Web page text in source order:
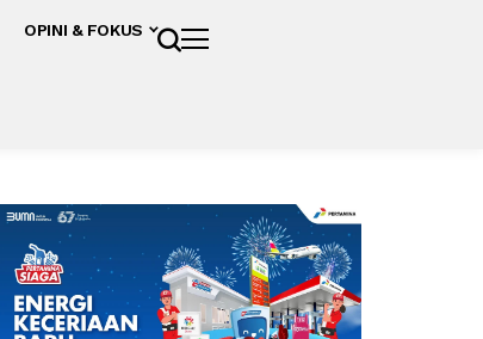
OPINI & FOKUS